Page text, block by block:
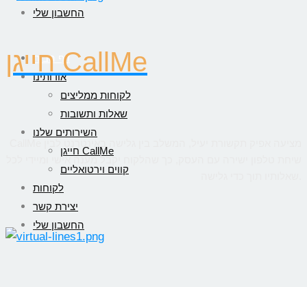
החשבון שלי
דף הבית
אודותינו
לקוחות ממליצים
שאלות ותשובות
השירותים שלנו
חייגן CallMe
קווים וירטואליים
לקוחות
יצירת קשר
החשבון שלי
חייגן CallMe
שיחת טלפון ישירה עם העסק, כך שהלקוח יקבל מענה אישי ומיידי לכל